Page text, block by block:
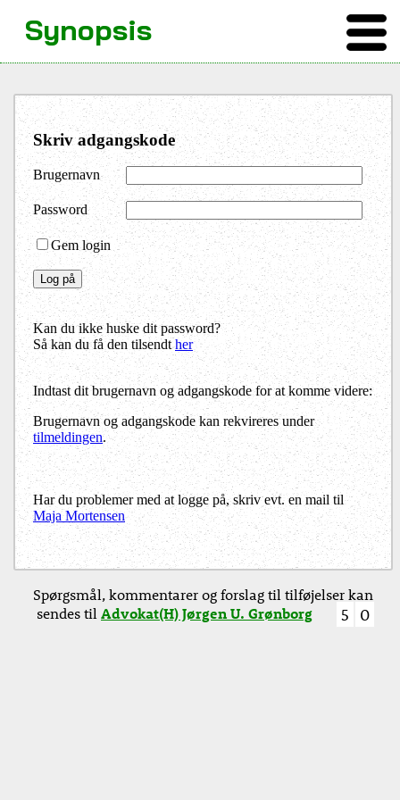
Skriv adgangskode
Brugernavn
Password
Gem login
Kan du ikke huske dit password?
Så kan du få den tilsendther
Indtast dit brugernavn og adgangskode for at komme videre:
Brugernavn og adgangskode kan rekvireres under
tilmeldingen.
Har du problemer med at logge på, skriv evt. en mail til
Maja Mortensen
Synopsis
Spørgsmål, kommentarer og forslag til tilføjelser kan
sendes tilAdvokat(H) Jørgen U. Grønborg 5 0